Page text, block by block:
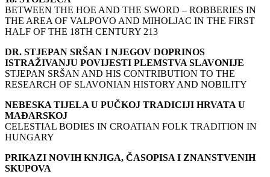
BETWEEN THE HOE AND THE SWORD – ROBBERIES IN
THE AREA OF VALPOVO AND MIHOLJAC IN THE FIRST
HALF OF THE 18TH CENTURY 213
DR. STJEPAN SRŠAN I NJEGOV DOPRINOS
ISTRAŽIVANJU POVIJESTI PLEMSTVA SLAVONIJE
STJEPAN SRŠAN AND HIS CONTRIBUTION TO THE
RESEARCH OF SLAVONIAN HISTORY AND NOBILITY
NEBESKA TIJELA U PUČKOJ TRADICIJI HRVATA U
MAĐARSKOJ
CELESTIAL BODIES IN CROATIAN FOLK TRADITION IN
HUNGARY
PRIKAZI NOVIH KNJIGA, ČASOPISA I ZNANSTVENIH
SKUPOVA